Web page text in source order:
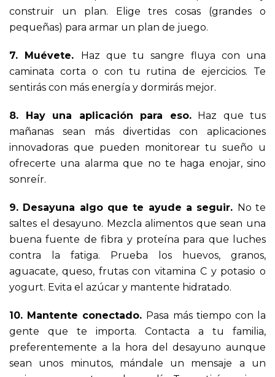
construir un plan. Elige tres cosas (grandes o
pequeñas) para armar un plan de juego.
7. Muévete.
Haz que tu sangre fluya con una
caminata corta o con tu rutina de ejercicios. Te
sentirás con más energía y dormirás mejor.
8. Hay una aplicación para eso.Haz que tus
mañanas sean más divertidas con aplicaciones
innovadoras que pueden monitorear tu sueño u
ofrecerte una alarma que no te haga enojar, sino
sonreír.
9. Desayuna algo que te ayude a seguir. No te
saltes el desayuno. Mezcla alimentos que sean una
buena fuente de fibra y proteína para que luches
contra la fatiga. Prueba los huevos, granos,
aguacate, queso, frutas con vitamina C y potasio o
yogurt. Evita el azúcar y mantente hidratado.
10. Mantente conectado. Pasa más tiempo con la
gente que te importa. Contacta a tu familia,
preferentemente a la hora del desayuno aunque
sean unos minutos, mándale un mensaje a un